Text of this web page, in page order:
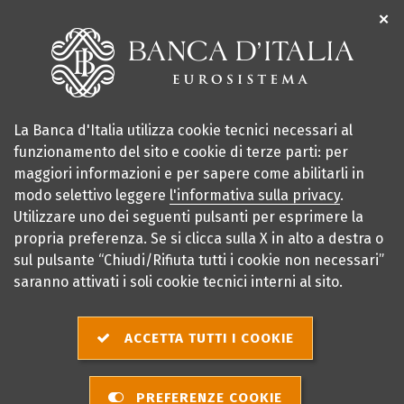
premio per
la scuola
2025
2026
Notizie
Conclusa la prima fase di selezione a livello di aggregati regionali
Conclusa la prima fase
✕
La Banca d'Italia utilizza cookie tecnici necessari al
funzionamento del sito e cookie di terze parti: per
maggiori informazioni e per sapere come abilitarli in
modo selettivo leggere l'informativa sulla privacy.
Utilizzare uno dei seguenti pulsanti per esprimere la
propria preferenza. Se si clicca sulla X in alto a destra o
sul pulsante “Chiudi/Rifiuta tutti i cookie non necessari”
saranno attivati i soli cookie tecnici interni al sito.
ACCETTA TUTTI I COOKIE
PREFERENZE COOKIE